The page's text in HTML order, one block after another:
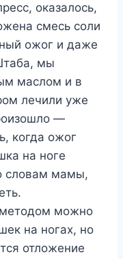
оказалось,
смесь соли
ожог и даже
мы
маслом и в
лечили уже
—
когда ожог
на ноге
словам мамы,
можно
на ногах, но
отложение